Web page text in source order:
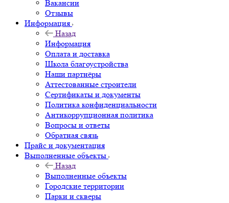
Вакансии
Отзывы
Информация
Назад
Информация
Оплата и доставка
Школа благоустройства
Наши партнёры
Аттестованные строители
Сертификаты и документы
Политика конфиденциальности
Антикоррупционная политика
Вопросы и ответы
Обратная связь
Прайс и документация
Выполненные объекты
Назад
Выполненные объекты
Городские территории
Парки и скверы